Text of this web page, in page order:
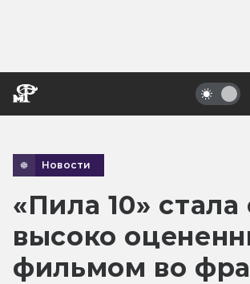
Новости
«Пила 10»
высоко
фильмом во